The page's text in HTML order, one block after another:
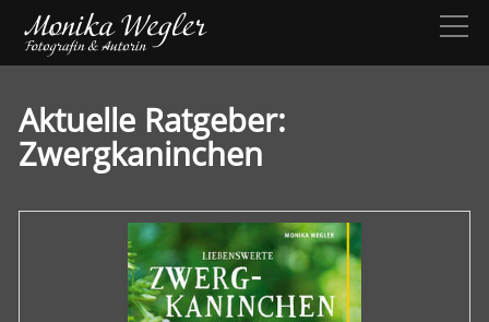
Aktuelle Ratgeber:
Zwergkaninchen